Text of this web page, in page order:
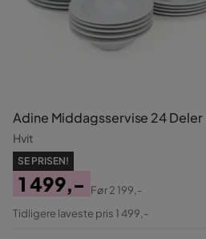
Adine Middagsservise 24 Deler
Hvit
SE PRISEN!
Pris
1 499,-
Original
Før2 199,-
Tidligere laveste pris 1 499,-